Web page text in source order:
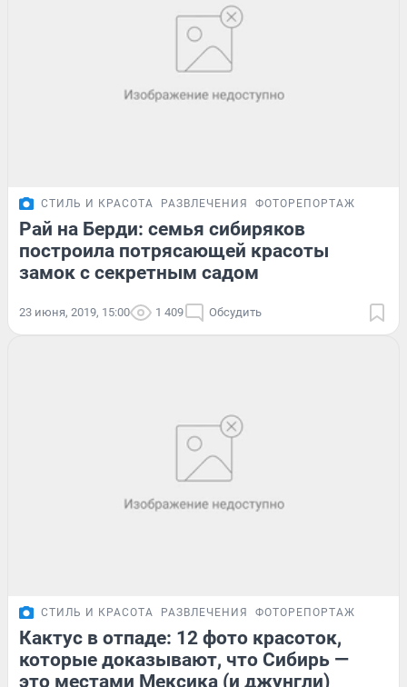
СТИЛЬ И КРАСОТА РАЗВЛЕЧЕНИЯ ФОТОРЕПОРТАЖ
Рай на Берди: семья сибиряков
построила потрясающей красоты
замок с секретным садом
23 июня, 2019, 15:00 1 409 Обсудить
СТИЛЬ И КРАСОТА РАЗВЛЕЧЕНИЯ ФОТОРЕПОРТАЖ
Кактус в отпаде: 12 фото красоток,
которые доказывают, что Сибирь —
это местами Мексика (и джунгли)